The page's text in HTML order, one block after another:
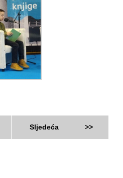
Sljedeća >>